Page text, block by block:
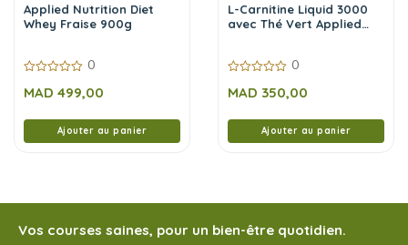
Applied Nutrition Diet
Whey Fraise 900g
sur
0
MAD 499,00
Ajouter au panier
L-Carnitine Liquid 3000
avec Thé Vert Applied
sur
0
MAD 350,00
Ajouter au panier
Vos courses saines, pour un bien-être quotidien.